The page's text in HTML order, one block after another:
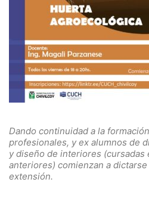
Dando continuidad a la
profesionales, y ex alumnos de
y diseño de interiores (cursadas
anteriores) comienzan a
extensión.